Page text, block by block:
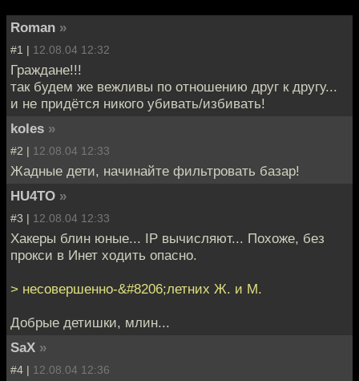
Roman »
#1 | 12.08.04 12:32
Граждане!!!
так будем же вежливы по отношению друг к другу...
и не придётся никого убивать/избивать!
koles »
#2 | 12.08.04 12:33
Жадные дети, начинайте фильтровать базар!
HU4TO »
#3 | 12.08.04 12:33
Хакеры блин юные... IP вычисляют... Похоже, без
прокси в Инет ходить опасно.
> несовершенно-&#8206;летних Ж. и M.
Добрые детишки, млин...
SaX »
#4 | 12.08.04 12:36